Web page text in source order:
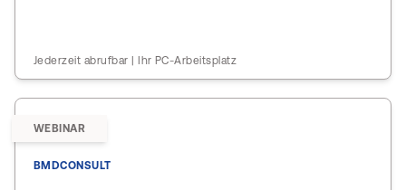
Jederzeit abrufbar | Ihr PC-Arbeitsplatz
WEBINAR
BMDCONSULT